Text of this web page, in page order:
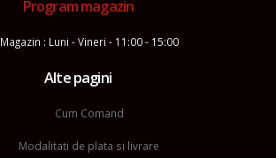
Program magazin
Magazin : Luni - Vineri - 11:00 - 15:00
Alte pagini
Cum Comand
Modalitati de plata si livrare